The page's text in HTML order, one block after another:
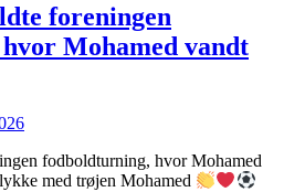
foreningen
Mohamed vandt
fodboldturning, hvor Mohamed
med trøjen Mohamed